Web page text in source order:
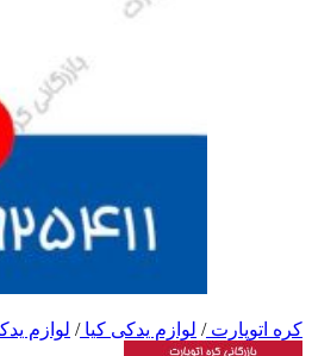
کره اتوپارت/ لوازم یدکی کیا/ لوازم